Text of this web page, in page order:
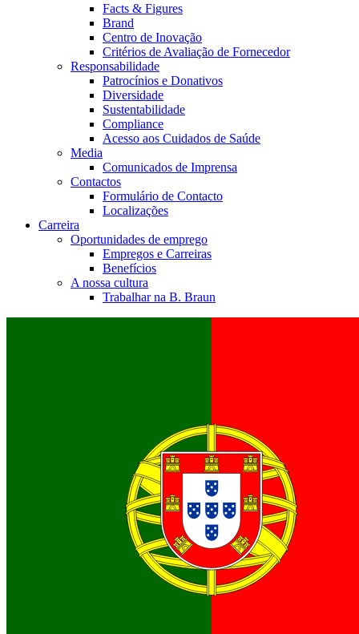
Facts & Figures
Brand
Centro de Inovação
Critérios de Avaliação de Fornecedor
Responsabilidade
Patrocínios e Donativos
Diversidade
Sustentabilidade
Compliance
Acesso aos Cuidados de Saúde
Media
Comunicados de Imprensa
Contactos
Formulário de Contacto
Localizações
Carreira
Oportunidades de emprego
Empregos e Carreiras
Benefícios
A nossa cultura
Trabalhar na B. Braun